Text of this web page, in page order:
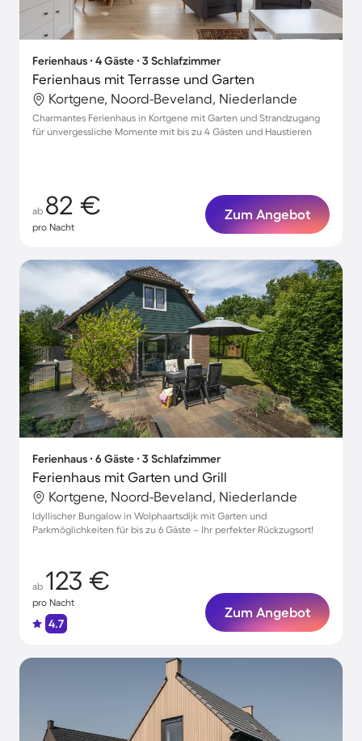
Ferienhaus ∙ 4 Gäste ∙ 3 Schlafzimmer
Ferienhaus mit Terrasse und Garten
Kortgene, Noord-Beveland, Niederlande
Charmantes Ferienhaus in Kortgene mit Garten und Strandzugang
für unvergessliche Momente mit bis zu 4 Gästen und Haustieren
ab 82 €
pro Nacht
Zum Angebot
Ferienhaus ∙ 6 Gäste ∙ 3 Schlafzimmer
Ferienhaus mit Garten und Grill
Kortgene, Noord-Beveland, Niederlande
Idyllischer Bungalow in Wolphaartsdijk mit Garten und
Parkmöglichkeiten für bis zu 6 Gäste – Ihr perfekter Rückzugsort!
ab 123 €
pro Nacht
4.7
Zum Angebot